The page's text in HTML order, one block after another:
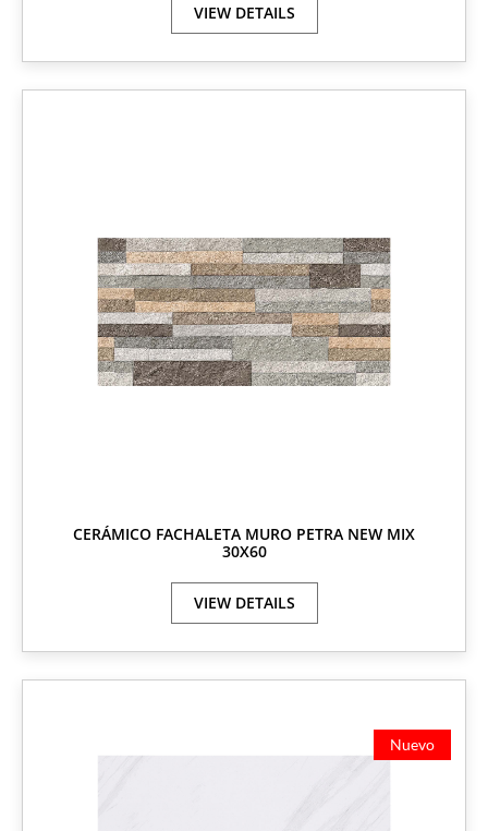
VIEW DETAILS
CERÁMICO FACHALETA MURO PETRA NEW MIX
30X60
VIEW DETAILS
Nuevo